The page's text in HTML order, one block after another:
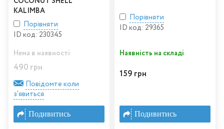
KALIMBA
Порівняти
ID код: 230345
Нема в наявності
490 грн
Повідомте коли
з'явиться
Подивитись
Порівняти
ID код: 29365
Наявність на складі
159 грн
Подивитись